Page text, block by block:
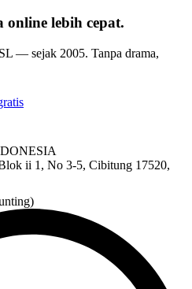
online lebih cepat.
— sejak 2005. Tanpa drama,
ii 1, No 3-5, Cibitung 17520,